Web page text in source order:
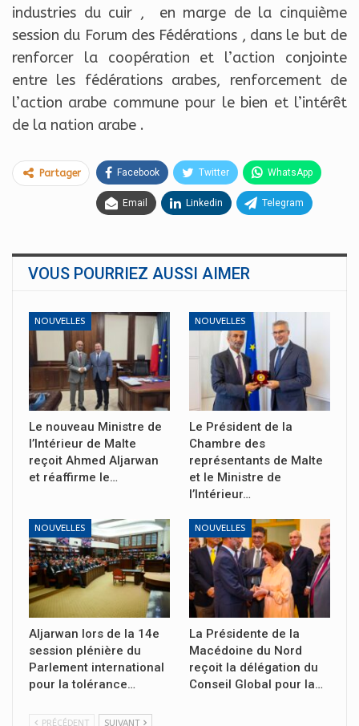
industries du cuir , en marge de la cinquième
session du Forum des Fédérations , dans le but de
renforcer la coopération et l’action conjointe
entre les fédérations arabes, renforcement de
l’action arabe commune pour le bien et l’intérêt
de la nation arabe .
Partager Facebook Twitter WhatsApp
Email Linkedin Telegram
VOUS POURRIEZ AUSSI AIMER
NOUVELLES
Le nouveau Ministre de
l’Intérieur de Malte
reçoit Ahmed Aljarwan
et réaffirme le…
NOUVELLES
Le Président de la
Chambre des
représentants de Malte
et le Ministre de
l’Intérieur…
NOUVELLES
Aljarwan lors de la 14e
session plénière du
Parlement international
pour la tolérance…
NOUVELLES
La Présidente de la
Macédoine du Nord
reçoit la délégation du
Conseil Global pour la…
PRÉCÉDENT SUIVANT